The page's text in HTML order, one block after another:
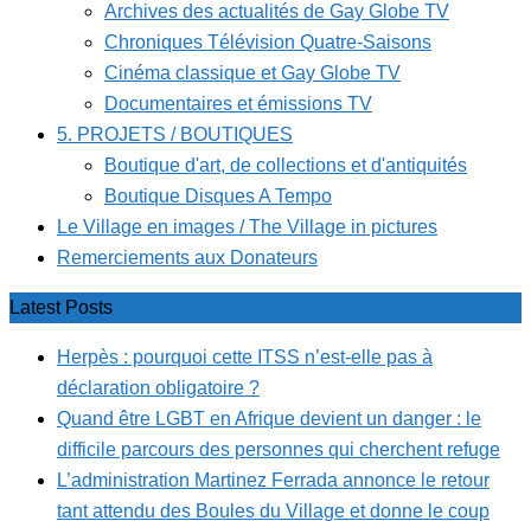
Archives des actualités de Gay Globe TV
Chroniques Télévision Quatre-Saisons
Cinéma classique et Gay Globe TV
Documentaires et émissions TV
5. PROJETS / BOUTIQUES
Boutique d'art, de collections et d'antiquités
Boutique Disques A Tempo
Le Village en images / The Village in pictures
Remerciements aux Donateurs
Latest Posts
Herpès : pourquoi cette ITSS n’est-elle pas à
déclaration obligatoire ?
Quand être LGBT en Afrique devient un danger : le
difficile parcours des personnes qui cherchent refuge
L’administration Martinez Ferrada annonce le retour
tant attendu des Boules du Village et donne le coup